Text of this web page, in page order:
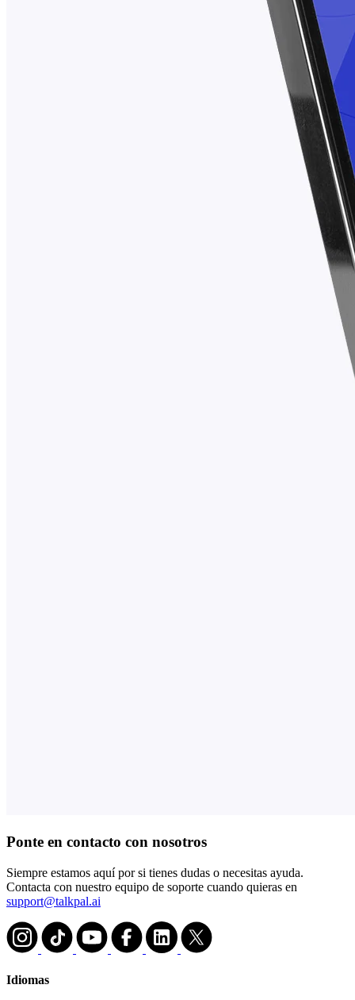
Ponte en contacto con nosotros
Siempre estamos aquí por si tienes dudas o necesitas ayuda.
Contacta con nuestro equipo de soporte cuando quieras en
support@talkpal.ai
Idiomas